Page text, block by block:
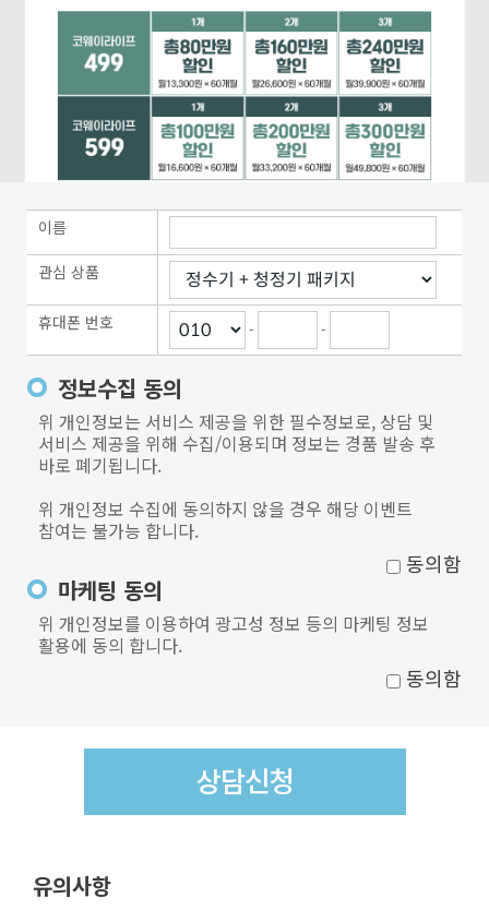
이름
관심 상품
휴대폰 번호 - -
정보수집 동의
위 개인정보는 서비스 제공을 위한 필수정보로, 상담 및
서비스 제공을 위해 수집/이용되며 정보는 경품 발송 후
바로 폐기됩니다.
위 개인정보 수집에 동의하지 않을 경우 해당 이벤트
참여는 불가능 합니다.
동의함
마케팅 동의
위 개인정보를 이용하여 광고성 정보 등의 마케팅 정보
활용에 동의 합니다.
동의함
유의사항